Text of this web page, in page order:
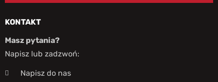
KONTAKT
Masz pytania?
Napisz lub zadzwoń:
Napisz do nas